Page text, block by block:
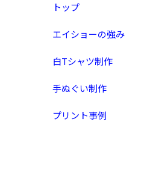
トップ
エイショーの強み
白Tシャツ制作
手ぬぐい制作
プリント事例